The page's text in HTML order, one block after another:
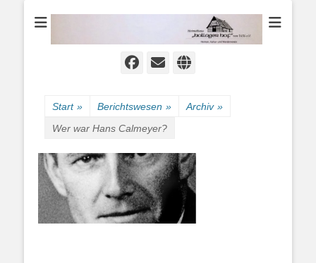
Heimathaus
Hollager Hof v.
Facebook
E-
Website
Start » Berichtswesen » Archiv »
Wer war Hans Calmeyer?